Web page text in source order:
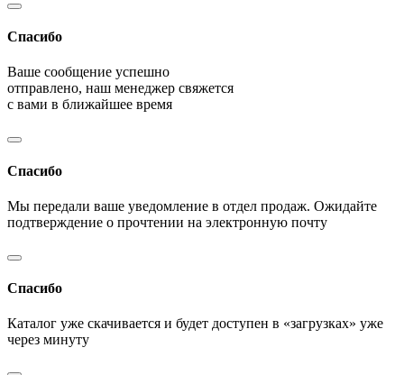
Спасибо
Ваше сообщение успешно
отправлено, наш менеджер свяжется
с вами в ближайшее время
Спасибо
Мы передали ваше уведомление в отдел продаж. Ожидайте
подтверждение о прочтении на электронную почту
Спасибо
Каталог уже скачивается и будет доступен в «загрузках» уже
через минуту